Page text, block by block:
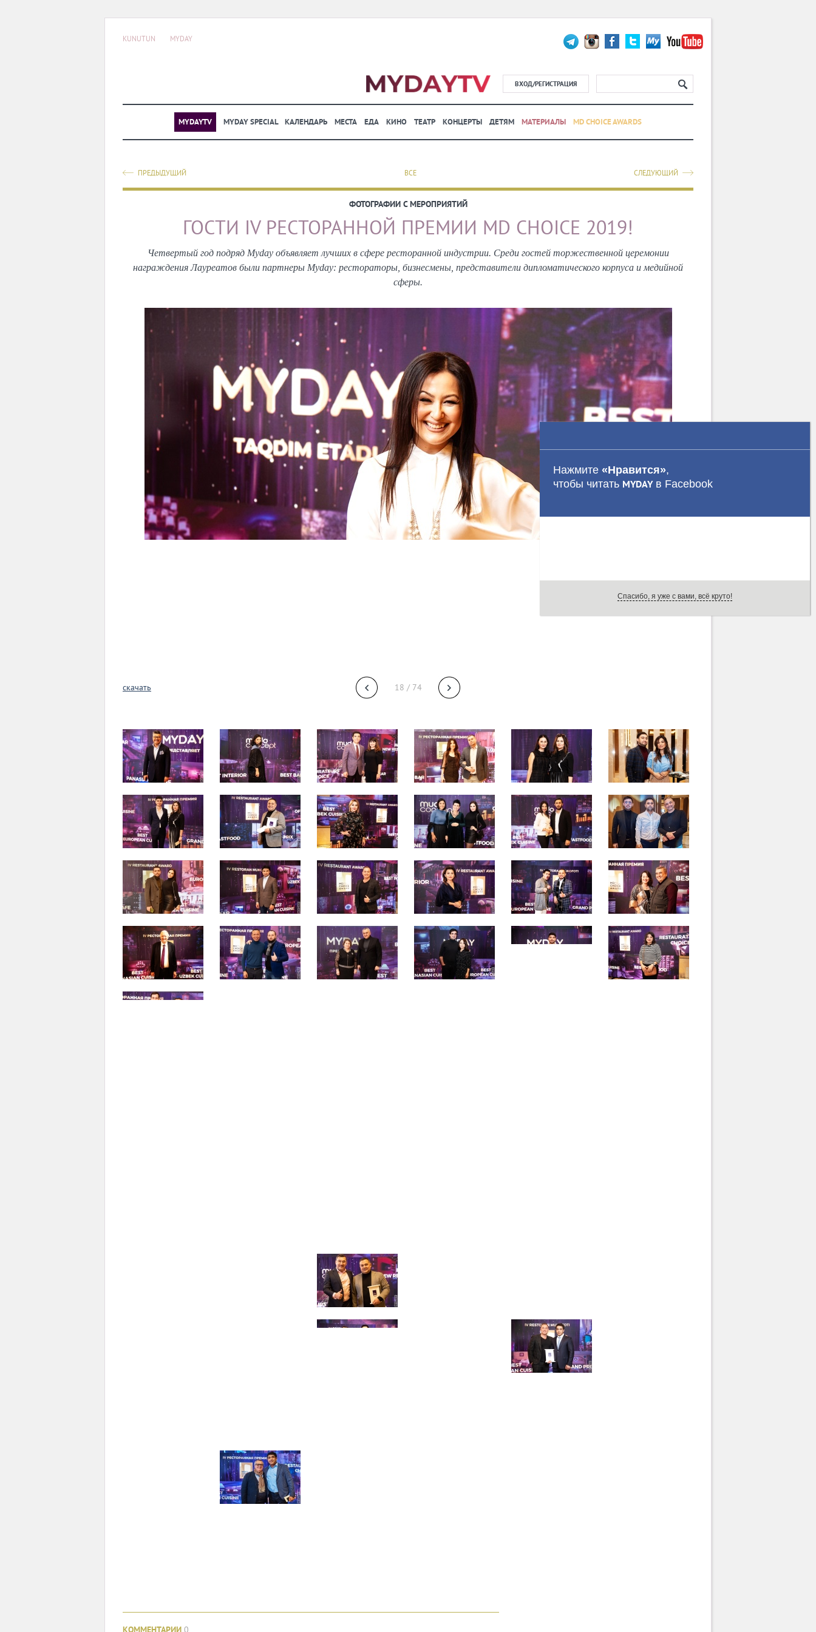
KUNUTUN MYDAY
ВХОД/РЕГИСТРАЦИЯ
MYDAYTV MYDAY SPECIAL КАЛЕНДАРЬ МЕСТА ЕДА КИНО ТЕАТР КОНЦЕРТЫ ДЕТЯМ МАТЕРИАЛЫ MD CHOICE AWARDS
ВСЕ
ПРЕДЫДУЩИЙ СЛЕДУЮЩИЙ
ФОТОГРАФИИ С МЕРОПРИЯТИЙ
ГОСТИ IV РЕСТОРАННОЙ ПРЕМИИ MD CHOICE 2019!
Четвертый год подряд Myday объявляет лучших в сфере ресторанной индустрии. Среди гостей торжественной церемонии
награждения Лауреатов были партнеры Myday: рестораторы, бизнесмены, представители дипломатического корпуса и медийной
сферы.
скачать 18 / 74
Нажмите «Нравится»,
чтобы читать MYDAYв Facebook
Спасибо, я уже с вами, всё круто!